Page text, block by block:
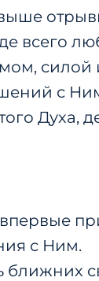
всего
силой
с
Духа,
с Ним.